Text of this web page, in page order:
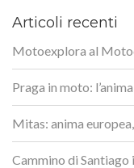
Articoli recenti
Motoexplora al
Praga in moto:
Mitas: anima
Cammino di Santiago